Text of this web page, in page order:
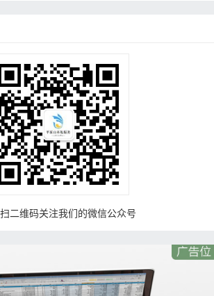
二维码关注我们的微信公众号